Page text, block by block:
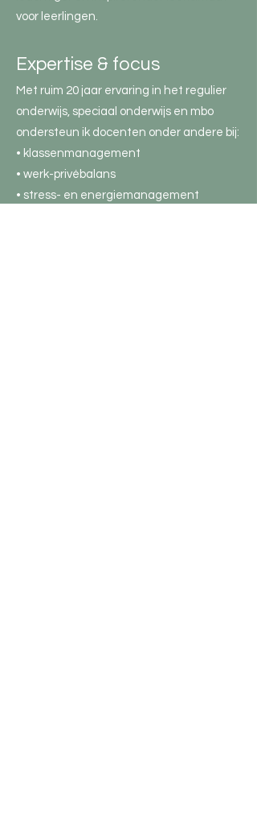
voor leerlingen.
Expertise & focus
Met ruim 20 jaar ervaring in het regulier
onderwijs, speciaal onderwijs en mbo
ondersteun ik docenten onder andere bij:
• klassenmanagement
• werk-privébalans
• stress- en energiemanagement